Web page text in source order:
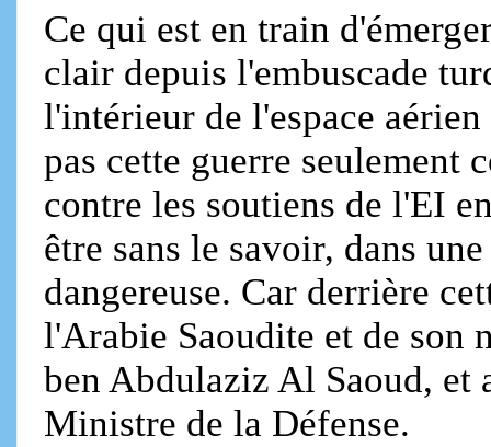
Ce qui est en train
clair depuis l'embuscade
l'intérieur de l'espace
pas cette guerre seulement
contre les soutiens de l'EI
être sans le savoir, dans
dangereuse. Car derrière
l'Arabie Saoudite et de son
ben Abdulaziz Al Saoud,
Ministre de la Défense.